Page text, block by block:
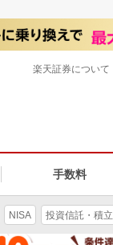
手数料
楽天証券について
NISA 投資信託・積立